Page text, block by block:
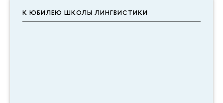
К ЮБИЛЕЮ ШКОЛЫ ЛИНГВИСТИКИ